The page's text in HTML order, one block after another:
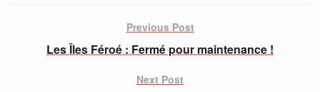
Previous Post
Les Îles Féroé : Fermé pour maintenance !
Next Post